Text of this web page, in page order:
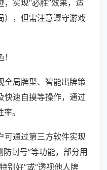
实现“必胜”效果，适
），但需注意遵守游戏
全局牌型、智能出牌策
快速自摸等操作，通过
。
可通过第三方软件实现
防封号”等功能，部分用
别好”或“透视他人牌